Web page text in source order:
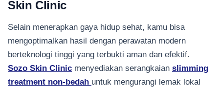
Skin Clinic
Selain menerapkan gaya hidup sehat, kamu bisa
mengoptimalkan hasil dengan perawatan modern
berteknologi tinggi yang terbukti aman dan efektif.
Sozo Skin Clinic menyediakan serangkaian slimming
treatment non-bedah untuk mengurangi lemak lokal